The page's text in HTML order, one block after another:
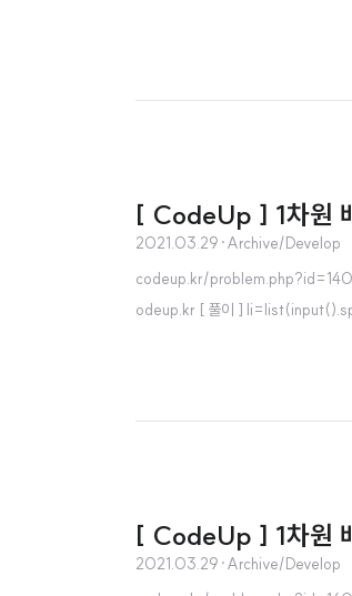
[ CodeUp ] 1차원
2021.03.29 ·Archive/Develop
codeup.kr/problem.php?id=1407
odeup.kr [ 풀이 ]
[ CodeUp ] 1차원
2021.03.29 ·Archive/Develop